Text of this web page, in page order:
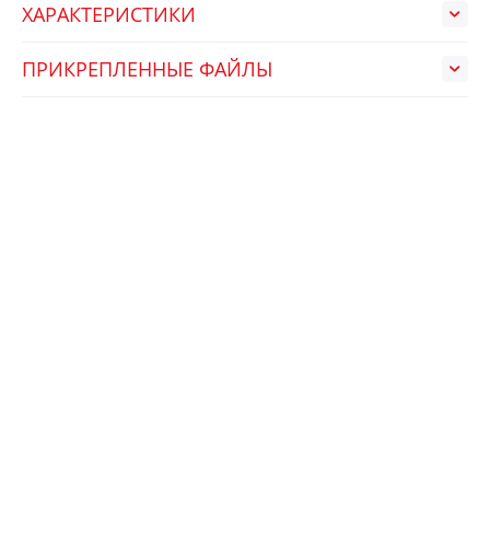
ХАРАКТЕРИСТИКИ
ПРИКРЕПЛЕННЫЕ ФАЙЛЫ